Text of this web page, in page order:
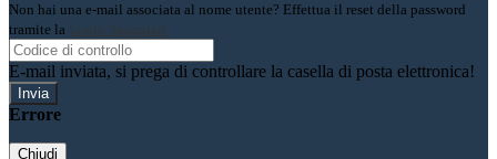
Non hai una e-mail associata al nome utente? Effettua il reset della password
tramite la Login Spaggiari
E-mail inviata, si prega di controllare la casella di posta elettronica!
Errore
Chiudi